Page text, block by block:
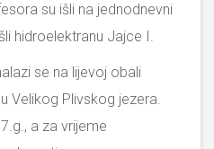
su išli na jednodnevni
hidroelektranu Jajce I.
se na lijevoj obali
Velikog Plivskog jezera.
a za vrijeme